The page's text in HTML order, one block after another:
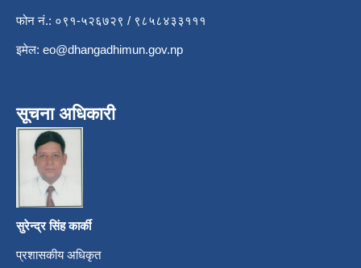
फोन नं.: ०९१-५२६७२९ / ९८५८४३३१११
इमेल: eo@dhangadhimun.gov.np
सूचना अधिकारी
सुरेन्द्र सिंह कार्की
प्रशासकीय अधिकृत